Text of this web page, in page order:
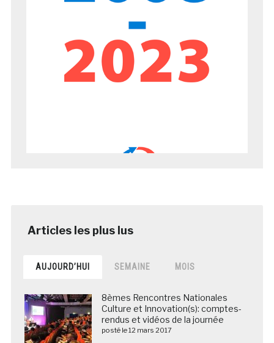
AUJOURD’HUI SEMAINE MOIS
8èmes Rencontres Nationales
Culture et Innovation(s): comptes-
rendus et vidéos de la journée
posté le 12 mars 2017